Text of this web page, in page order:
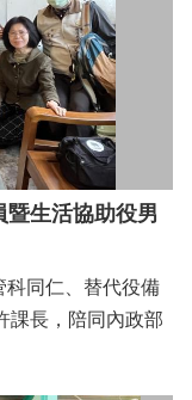
生活協助役男
同仁、替代役備
課長，陪同內政部